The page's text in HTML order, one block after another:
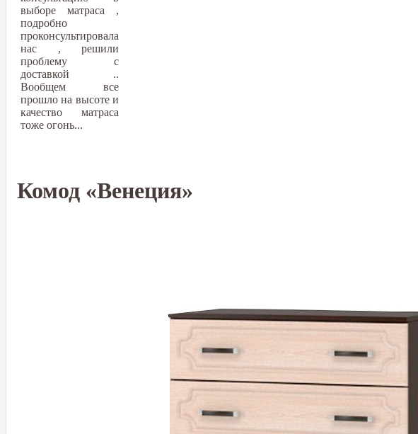
выборе матраса ,
подробно
проконсультировала
нас , решили
проблему с
доставкой ..
Вообщем все
прошло на высоте и
качество матраса
тоже огонь...
Комод «Венеция»